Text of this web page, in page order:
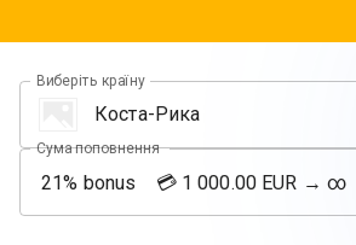
Виберіть країну
Сума поповнення